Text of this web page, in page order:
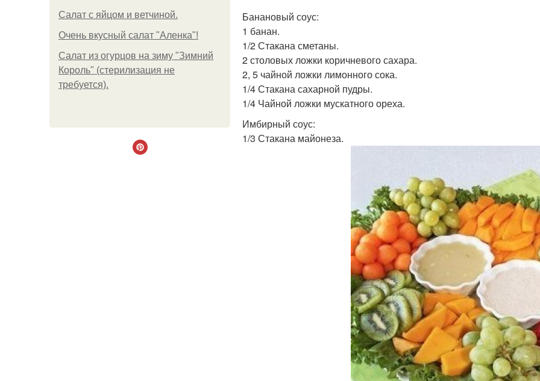
Салат с яйцом и ветчиной.
Очень вкусный салат "Аленка"!
Салат из огурцов на зиму "Зимний
Король" (стерилизация не
требуется).
Банановый соус:
1 банан.
1/2 Стакана сметаны.
2 столовых ложки коричневого сахара.
2, 5 чайной ложки лимонного сока.
1/4 Стакана сахарной пудры.
1/4 Чайной ложки мускатного ореха.
Имбирный соус:
1/3 Стакана майонеза.